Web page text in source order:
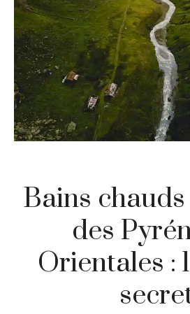
Bains
des
Orientales :